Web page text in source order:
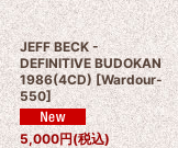
JEFF BECK -
DEFINITIVE BUDOKAN
1986(4CD) [Wardour-
550]
5,000円(税込)